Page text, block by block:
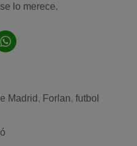
lo merece.
Madrid, Forlan, futbol